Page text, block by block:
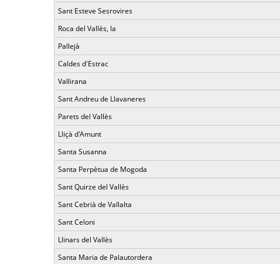
Sant Esteve Sesrovires
Roca del Vallès, la
Pallejà
Caldes d'Estrac
Vallirana
Sant Andreu de Llavaneres
Parets del Vallès
Lliçà d'Amunt
Santa Susanna
Santa Perpètua de Mogoda
Sant Quirze del Vallès
Sant Cebrià de Vallalta
Sant Celoni
Llinars del Vallès
Santa Maria de Palautordera